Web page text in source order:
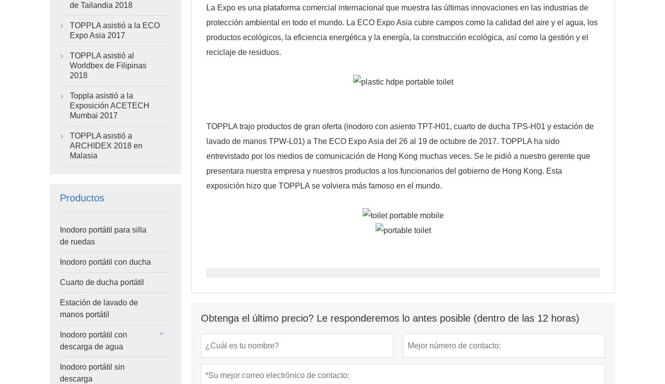
de Tailandia 2018

TOPPLA asistió a la ECO
Expo Asia 2017

TOPPLA asistió al
Worldbex de Filipinas
2018

Toppla asistió a la
Exposición ACETECH
Mumbai 2017

TOPPLA asistió a
ARCHIDEX 2018 en
Malasia
Productos
Inodoro portátil para silla
de ruedas
Inodoro portátil con ducha
Cuarto de ducha portátil
Estación de lavado de
manos portátil
Inodoro portátil con
descarga de agua
Inodoro portátil sin
descarga
La Expo es una plataforma comercial internacional que muestra las últimas innovaciones en las industrias de
protección ambiental en todo el mundo. La ECO Expo Asia cubre campos como la calidad del aire y el agua, los
productos ecológicos, la eficiencia energética y la energía, la construcción ecológica, así como la gestión y el
reciclaje de residuos.
TOPPLA trajo productos de gran oferta (inodoro con asiento TPT-H01, cuarto de ducha TPS-H01 y estación de
lavado de manos TPW-L01) a The ECO Expo Asia del 26 al 19 de octubre de 2017. TOPPLA ha sido
entrevistado por los medios de comunicación de Hong Kong muchas veces. Se le pidió a nuestro gerente que
presentara nuestra empresa y nuestros productos a los funcionarios del gobierno de Hong Kong. Esta
exposición hizo que TOPPLA se volviera más famoso en el mundo.
Obtenga el último precio? Le responderemos lo antes posible (dentro de las 12 horas)